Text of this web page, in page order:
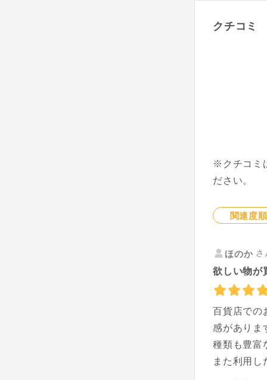
クチコミ
※クチコミ
ださい。
関連度順
ほのか
欲しい物が
百貨店での
感がありま
種類も豊富
また利用し